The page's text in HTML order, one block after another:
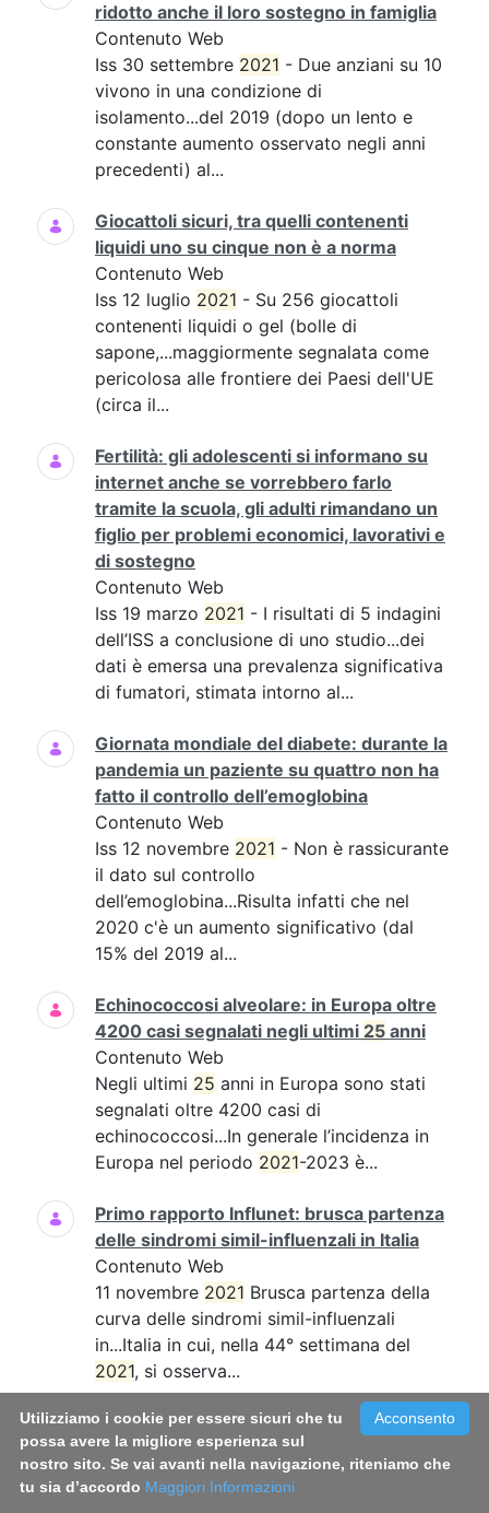
ridotto anche il loro sostegno in famiglia
Contenuto Web
Iss 30 settembre 2021 - Due anziani su 10
vivono in una condizione di
isolamento...del 2019 (dopo un lento e
constante aumento osservato negli anni
precedenti) al...
Giocattoli sicuri, tra quelli contenenti
liquidi uno su cinque non è a norma
Contenuto Web
Iss 12 luglio 2021 - Su 256 giocattoli
contenenti liquidi o gel (bolle di
sapone,...maggiormente segnalata come
pericolosa alle frontiere dei Paesi dell'UE
(circa il...
Fertilità: gli adolescenti si informano su
internet anche se vorrebbero farlo
tramite la scuola, gli adulti rimandano un
figlio per problemi economici, lavorativi e
di sostegno
Contenuto Web
Iss 19 marzo 2021 - I risultati di 5 indagini
dell’ISS a conclusione di uno studio...dei
dati è emersa una prevalenza significativa
di fumatori, stimata intorno al...
Giornata mondiale del diabete: durante la
pandemia un paziente su quattro non ha
fatto il controllo dell’emoglobina
Contenuto Web
Iss 12 novembre 2021 - Non è rassicurante
il dato sul controllo
dell’emoglobina...Risulta infatti che nel
2020 c'è un aumento significativo (dal
15% del 2019 al...
Echinococcosi alveolare: in Europa oltre
4200 casi segnalati negli ultimi 25 anni
Contenuto Web
Negli ultimi 25 anni in Europa sono stati
segnalati oltre 4200 casi di
echinococcosi...In generale l’incidenza in
Europa nel periodo 2021-2023 è...
Primo rapporto Influnet: brusca partenza
delle sindromi simil-influenzali in Italia
Contenuto Web
11 novembre 2021 Brusca partenza della
curva delle sindromi simil-influenzali
in...Italia in cui, nella 44° settimana del
2021, si osserva...
Online il nuovo BEN: focus sui casi di
virus Toscana dal 2016 al
Contenuto Web
Nel periodo 2016-
Acconsento
Utilizziamo i cookie per essere sicuri che tu
possa avere la migliore esperienza sul
nostro sito. Se vai avanti nella navigazione, riteniamo che
tu sia d’accordo Maggiori Informazioni